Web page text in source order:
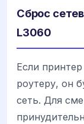
Сброс
L3060
Если
роутеру, он
сеть. Для